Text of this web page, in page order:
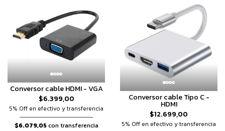
Conversor cable HDMI - VGA
$6.399,00
5% Off en efectivo y transferencia
$6.079,05con transferencia
Conversor cable Tipo C -
HDMI
$12.699,00
5% Off en efectivo y transferencia